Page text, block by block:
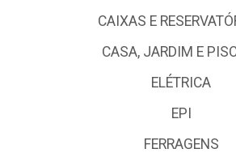
CAIXAS E
CASA, JARDIM E
ELÉTRICA
EPI
FERRAGENS